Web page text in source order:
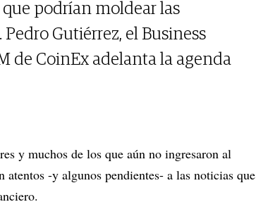
podrían moldear las
Gutiérrez, el Business
de CoinEx adelanta la agenda
y muchos de los que aún no ingresaron al
atentos -y algunos pendientes- a las noticias que